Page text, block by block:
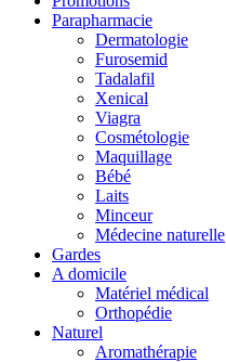
Parapharmacie
Dermatologie
Furosemid
Tadalafil
Xenical
Viagra
Cosmétologie
Maquillage
Bébé
Laits
Minceur
Médecine naturelle
Gardes
A domicile
Matériel médical
Orthopédie
Naturel
Aromathérapie